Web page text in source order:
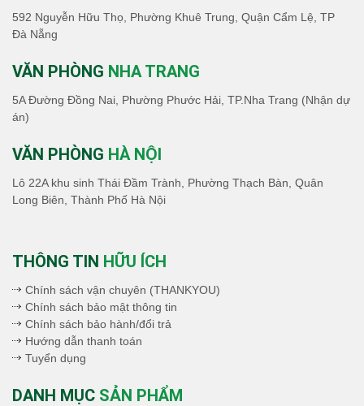
592 Nguyễn Hữu Thọ, Phường Khuê Trung, Quận Cẩm Lệ, TP
Đà Nẵng
VĂN PHÒNG NHA TRANG
5A Đường Đồng Nai, Phường Phước Hải, TP.Nha Trang (Nhận dự
án)
VĂN PHÒNG HÀ NỘI
Lô 22A khu sinh Thái Đầm Trành, Phường Thạch Bàn, Quân
Long Biên, Thành Phố Hà Nội
THÔNG TIN HỮU ÍCH
Chính sách vận chuyên (THANKYOU)
Chính sách bảo mật thông tin
Chính sách bảo hành/đổi trả
Hướng dẫn thanh toán
Tuyển dụng
DANH MỤC SẢN PHẨM